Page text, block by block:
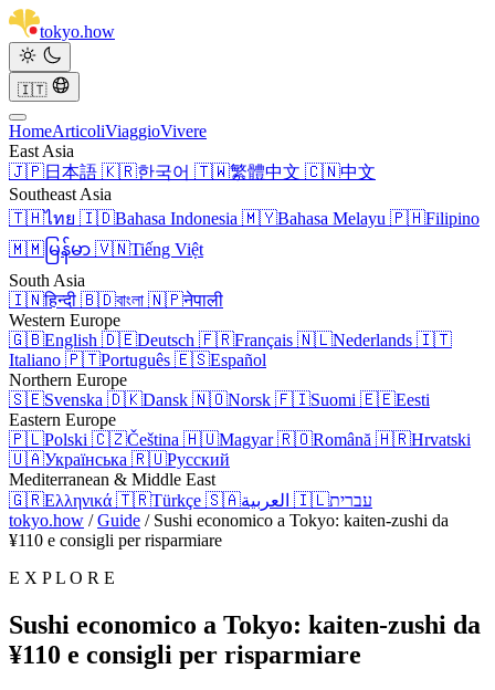
tokyo.how
🇮🇹
HomeArticoliViaggioVivere
East Asia
🇯🇵日本語 🇰🇷한국어 🇹🇼繁體中文 🇨🇳中文
Southeast Asia
🇹🇭ไทย 🇮🇩Bahasa Indonesia 🇲🇾Bahasa Melayu 🇵🇭Filipino
🇲🇲 မြန်မာ 🇻🇳Tiếng Việt
South Asia
🇮🇳हिन्दी 🇧🇩বাংলা 🇳🇵नेपाली
Western Europe
🇬🇧English 🇩🇪Deutsch 🇫🇷Français 🇳🇱Nederlands 🇮🇹
Italiano 🇵🇹Português 🇪🇸Español
Northern Europe
🇸🇪Svenska 🇩🇰Dansk 🇳🇴Norsk 🇫🇮Suomi 🇪🇪Eesti
Eastern Europe
🇵🇱Polski 🇨🇿Čeština 🇭🇺Magyar🇷🇴Română 🇭🇷Hrvatski
🇺🇦Українська 🇷🇺Русский
Mediterranean & Middle East
🇬🇷Ελληνικά 🇹🇷Türkçe 🇸🇦 🇮🇱עברית
tokyo.how / Guide / Sushi economico a Tokyo: kaiten-zushi da
¥110 e consigli per risparmiare
E X P L O R E
Sushi economico a Tokyo: kaiten-zushi da
¥110 e consigli per risparmiare